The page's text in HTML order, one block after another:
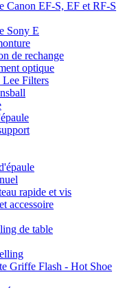
Canon EF-S, EF et RF-S
Sony E
de rechange
optique
Lee Filters
rapide et vis
accessoire
de table
Griffe Flash - Hot Shoe